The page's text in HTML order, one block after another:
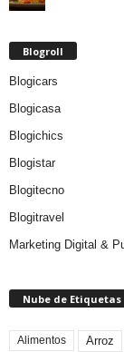
Blogroll
Blogicars
Blogicasa
Blogichics
Blogistar
Blogitecno
Blogitravel
Marketing Digital &
Nube de Etiquetas
Alimentos Arroz